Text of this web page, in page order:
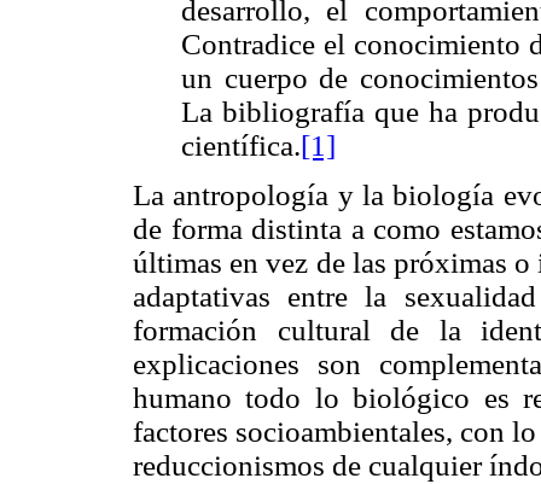
desarrollo, el
Contradice el conocimiento
un cuerpo de
La bibliografía que ha
científica.[1]
La antropología y la biología
de forma distinta a como
últimas en vez de las próximas
adaptativas entre la
formación cultural de la
explicaciones son
humano todo lo biológico es
factores socioambientales, con
reduccionismos de cualquier